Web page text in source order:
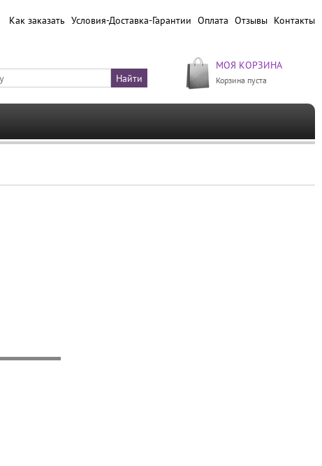
Как заказать Условия-Доставка-Гарантии Оплата Отзывы Контакты
МОЯ КОРЗИНА
Корзина пуста